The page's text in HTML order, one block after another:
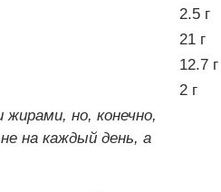
2.5 г
21 г
12.7 г
2 г
но, конечно,
на каждый день, а